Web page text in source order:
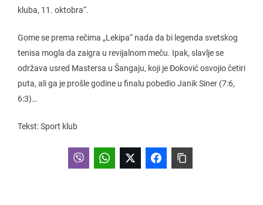
kluba, 11. oktobra“.
Gome se prema rečima „Lekipa“ nada da bi legenda svetskog
tenisa mogla da zaigra u revijalnom meču. Ipak, slavlje se
održava usred Mastersa u Šangaju, koji je Đoković osvojio četiri
puta, ali ga je prošle godine u finalu pobedio Janik Siner (7:6,
6:3)…
Tekst: Sport klub